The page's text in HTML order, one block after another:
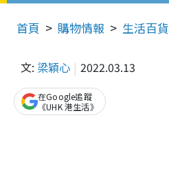
首頁 購物情報 生活百貨
文: 梁穎心 2022.03.13
在Google追蹤
《UHK 港生活》